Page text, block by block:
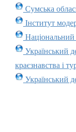
Сумська
Інститут
Національний
Український
краєзнавства і
Український